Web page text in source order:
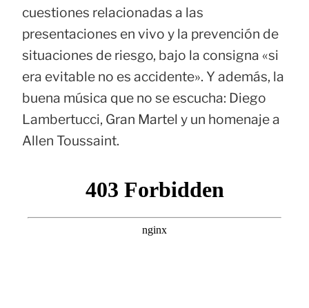
cuestiones relacionadas a las
presentaciones en vivo y la prevención de
situaciones de riesgo, bajo la consigna «si
era evitable no es accidente». Y además, la
buena música que no se escucha: Diego
Lambertucci, Gran Martel y un homenaje a
Allen Toussaint.